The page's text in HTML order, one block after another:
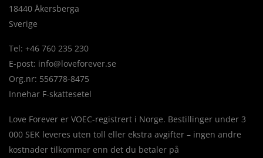
18440 Åkersberga
Sverige
Tel: +46 760 235 230
E-post: info@loveforever.se
Org.nr: 556778-8475
Innehar F-skattesetel
Love Forever er VOEC-registrert i Norge. Bestillinger under 3
000 SEK leveres uten toll eller ekstra avgifter – ingen andre
kostnader tilkommer enn det du betaler på